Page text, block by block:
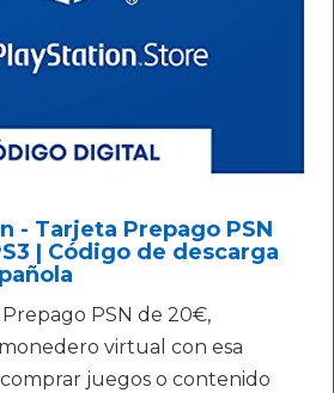
- Tarjeta Prepago PSN
| Código de descarga
PSN de 20€,
virtual con esa
juegos o contenido